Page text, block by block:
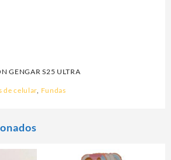
GENGAR S25 ULTRA
de celular, Fundas